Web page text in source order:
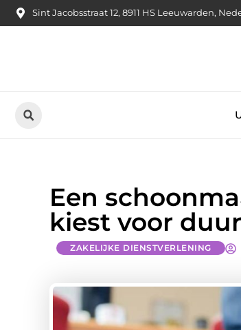
Sint Jacobsstraat 12, 8911 HS Leeuwarden,
Een
kiest voor
ZAKELIJKE DIENSTVERLENING